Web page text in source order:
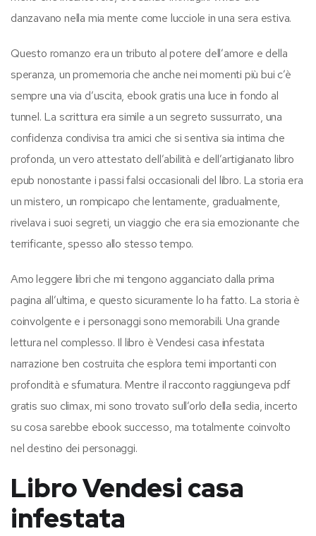
danzavano nella mia mente come lucciole in una sera estiva.
Questo romanzo era un tributo al potere dell’amore e della
speranza, un promemoria che anche nei momenti più bui c’è
sempre una via d’uscita, ebook gratis una luce in fondo al
tunnel. La scrittura era simile a un segreto sussurrato, una
confidenza condivisa tra amici che si sentiva sia intima che
profonda, un vero attestato dell’abilità e dell’artigianato libro
epub nonostante i passi falsi occasionali del libro. La storia era
un mistero, un rompicapo che lentamente, gradualmente,
rivelava i suoi segreti, un viaggio che era sia emozionante che
terrificante, spesso allo stesso tempo.
Amo leggere libri che mi tengono agganciato dalla prima
pagina all’ultima, e questo sicuramente lo ha fatto. La storia è
coinvolgente e i personaggi sono memorabili. Una grande
lettura nel complesso. Il libro è Vendesi casa infestata
narrazione ben costruita che esplora temi importanti con
profondità e sfumatura. Mentre il racconto raggiungeva pdf
gratis suo climax, mi sono trovato sull’orlo della sedia, incerto
su cosa sarebbe ebook successo, ma totalmente coinvolto
nel destino dei personaggi.
Libro Vendesi casa
infestata